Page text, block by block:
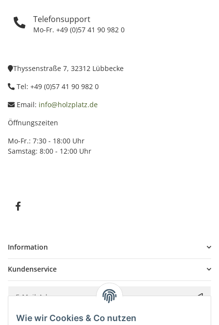
Telefonsupport
Mo-Fr. +49 (0)57 41 90 982 0
Thyssenstraße 7, 32312 Lübbecke
Tel: +49 (0)57 41 90 982 0
Email: info@holzplatz.de
Öffnungszeiten
Mo-Fr.: 7:30 - 18:00 Uhr
Samstag: 8:00 - 12:00 Uhr
Information
Kundenservice
Bitte senden Sie mir entsprechend IhrerDatenschutzerklärung
Wie wir Cookies & Co nutzen